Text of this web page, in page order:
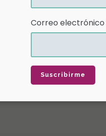
Newsletter
Correo